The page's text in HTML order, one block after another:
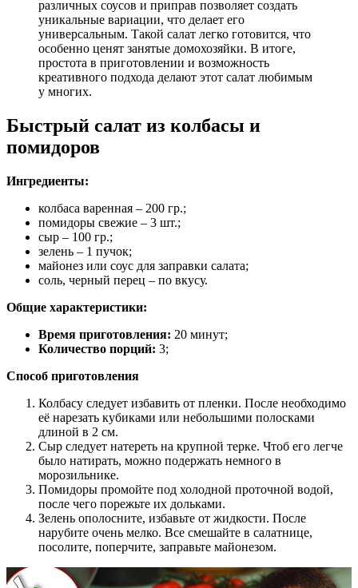
различных соусов и приправ позволяет создать
уникальные вариации, что делает его
универсальным. Такой салат легко готовится, что
особенно ценят занятые домохозяйки. В итоге,
простота в приготовлении и возможность
креативного подхода делают этот салат любимым
у многих.
Быстрый салат из колбасы и
помидоров
Ингредиенты:
колбаса варенная – 200 гр.;
помидоры свежие – 3 шт.;
сыр – 100 гр.;
зелень – 1 пучок;
майонез или соус для заправки салата;
соль, черный перец – по вкусу.
Общие характеристики:
Время приготовления: 20 минут;
Количество порций: 3;
Способ приготовления
Колбасу следует избавить от пленки. После необходимо
её нарезать кубиками или небольшими полосками
длиной в 2 см.
Сыр следует натереть на крупной терке. Чтоб его легче
было натирать, можно подержать немного в
морозильнике.
Помидоры промойте под холодной проточной водой,
после чего порежьте их дольками.
Зелень ополосните, избавьте от жидкости. После
нарубите очень мелко. Все смешайте в салатнице,
посолите, поперчите, заправьте майонезом.